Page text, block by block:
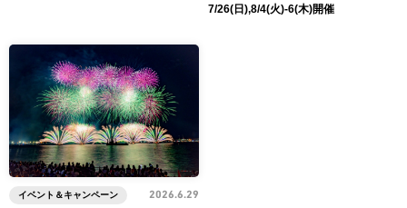
7/26(日),8/4(火)-6(木)開催
イベント＆キャンペーン 2026.6.29